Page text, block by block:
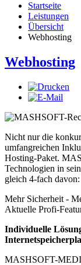
Startseite
Leistungen
Übersicht
Webhosting
Webhosting
Nicht nur die
umfangreichen
Hosting-Paket.
Technologien in
gleich 4-fach davon:
Mehr Sicherheit -
Aktuelle Profi-
Individuelle
MASHSOFT-